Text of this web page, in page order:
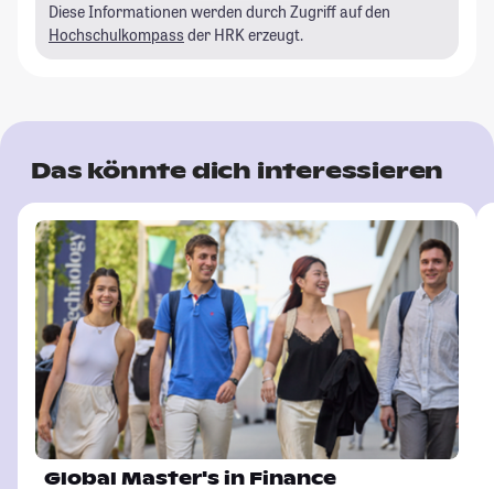
Diese Informationen werden durch Zugriff auf den
Hochschulkompass der HRK erzeugt.
Das könnte dich interessieren
Global Master's in Finance